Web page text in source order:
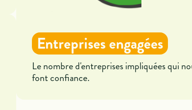
Entreprises engagées
Le nombre d'entreprises impliquées qui
font confiance.